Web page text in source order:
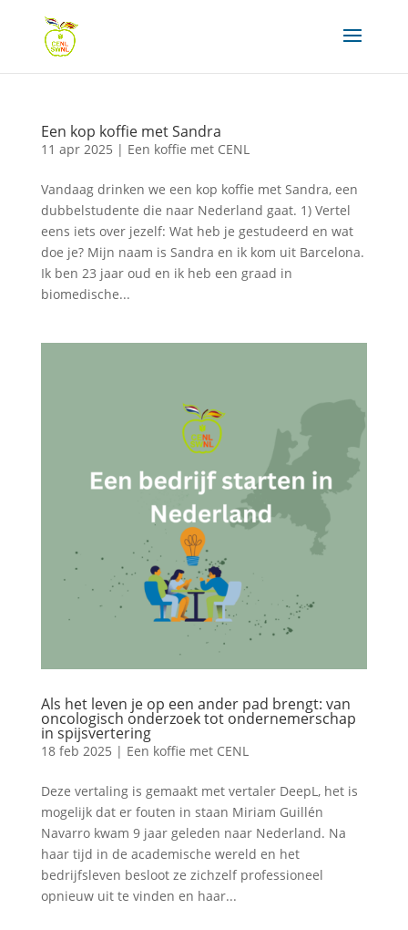
Een kop koffie met Sandra
11 apr 2025 | Een koffie met CENL
Vandaag drinken we een kop koffie met Sandra, een
dubbelstudente die naar Nederland gaat. 1) Vertel
eens iets over jezelf: Wat heb je gestudeerd en wat
doe je? Mijn naam is Sandra en ik kom uit Barcelona.
Ik ben 23 jaar oud en ik heb een graad in
biomedische...
Als het leven je op een ander pad brengt: van
oncologisch onderzoek tot ondernemerschap
in spijsvertering
18 feb 2025 | Een koffie met CENL
Deze vertaling is gemaakt met vertaler DeepL, het is
mogelijk dat er fouten in staan Miriam Guillén
Navarro kwam 9 jaar geleden naar Nederland. Na
haar tijd in de academische wereld en het
bedrijfsleven besloot ze zichzelf professioneel
opnieuw uit te vinden en haar...